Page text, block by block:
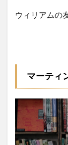
ウィリアムの
マーティ